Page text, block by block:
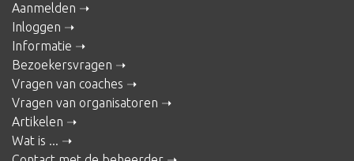
Aanmelden
Inloggen
Informatie
Bezoekersvragen
Vragen van coaches
Vragen van organisatoren
Artikelen
Wat is ...